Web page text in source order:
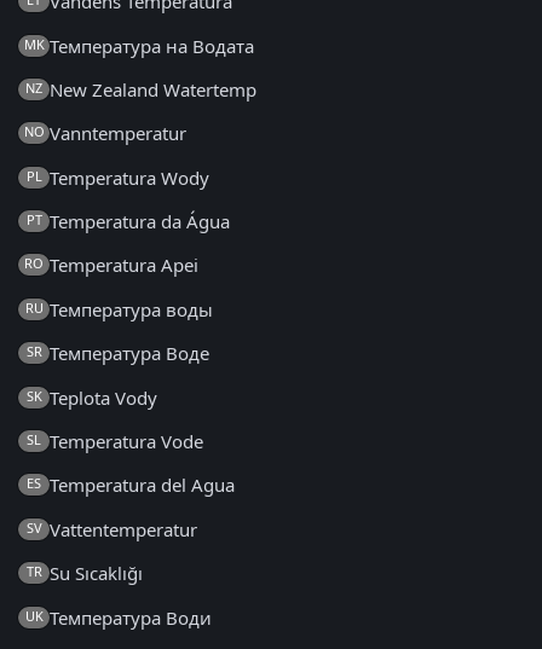
MK Температура на Водата
NZ New Zealand Watertemp
NO Vanntemperatur
PL Temperatura Wody
PT Temperatura da Água
RO Temperatura Apei
RU Температура воды
SR Температура Воде
SK Teplota Vody
SL Temperatura Vode
ES Temperatura del Agua
SV Vattentemperatur
TR Su Sıcaklığı
UK Температура Води